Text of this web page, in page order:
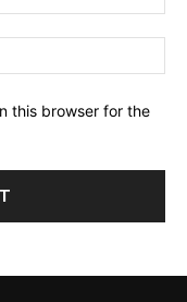
this browser for the